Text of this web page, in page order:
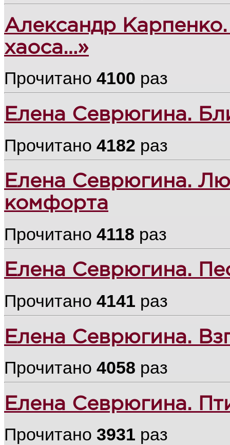
Александр
хаоса…»
Прочитано 4100 раз
Елена Севрюгина.
Прочитано 4182 раз
Елена Севрюгина.
комфорта
Прочитано 4118 раз
Елена Севрюгина.
Прочитано 4141 раз
Елена Севрюгина.
Прочитано 4058 раз
Елена Севрюгина.
Прочитано 3931 раз